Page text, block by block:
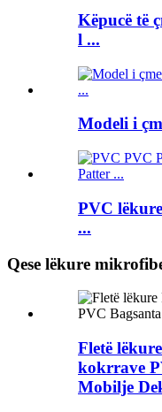
Këpucë të
l ...
Modeli i
PVC
...
Qese lëkure
Fletë
kokrrave
Mobilje